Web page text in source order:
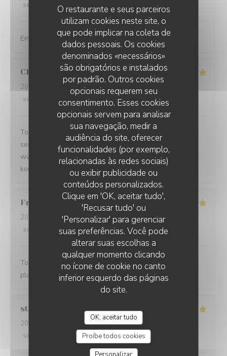
O restaurante e seus parceiros
utilizam cookies neste site, o
que pode implicar na coleta de
dados pessoais. Os cookies
denominados «necessários»
são obrigatórios e instalados
por padrão. Outros cookies
opcionais requerem seu
consentimento. Esses cookies
opcionais servem para analisar
sua navegação, medir a
audiência do site, oferecer
funcionalidades (por exemplo,
relacionadas às redes sociais)
ou exibir publicidade ou
conteúdos personalizados.
Clique em 'OK, aceitar tudo',
'Recusar tudo' ou
'Personalizar' para gerenciar
suas preferências. Você pode
alterar suas escolhas a
qualquer momento clicando
no ícone de cookie no canto
inferior esquerdo das páginas
do site.
OK, aceitar tudo
Proíbe todos cookies
service
/5 ambience : /5 quality_price
Emplacement enchanteur et service très sympathique.
Christoph L
2026-08-05
- 19:00 - guests 5
service
ambience:5/5 menu: 4/5 quality_price
Tolle Lage direkt am Meer. Leckeres Essen. Bedienung
sehr freundlich. Preise sind ok und aufgrund des
wunderschönen Ambiente durchaus angemessen. Wir
kommen gerne wieder.
Franck
2026-08-07
- 13:00 - guests 2
service
ambience:5/5 menu 5/5 quality_price
Toujours excellent chez Pierre et son équipe, très bons
plats, cadre magnifique, service au top !!!!
stephanie
2026-08-07
- 19:30 - guests 4
service
ambience: 5/5 menu : 4/5 quality_price
LA PLAGE DE L'ÎLE D'OR